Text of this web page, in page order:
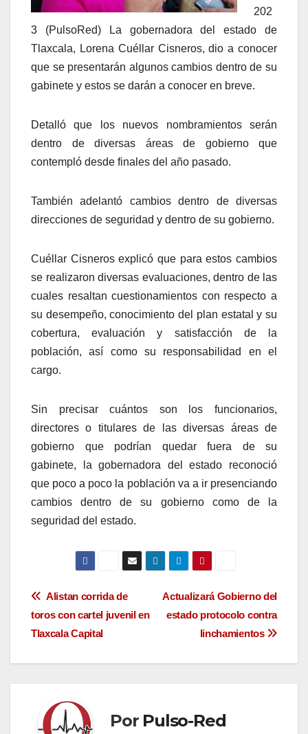
202
3 (PulsoRed) La gobernadora del estado de
Tlaxcala, Lorena Cuéllar Cisneros, dio a conocer
que se presentarán algunos cambios dentro de su
gabinete y estos se darán a conocer en breve.
Detalló que los nuevos nombramientos serán
dentro de diversas áreas de gobierno que
contempló desde finales del año pasado.
También adelantó cambios dentro de diversas
direcciones de seguridad y dentro de su gobierno.
Cuéllar Cisneros explicó que para estos cambios
se realizaron diversas evaluaciones, dentro de las
cuales resaltan cuestionamientos con respecto a
su desempeño, conocimiento del plan estatal y su
cobertura, evaluación y satisfacción de la
población, así como su responsabilidad en el
cargo.
Sin precisar cuántos son los funcionarios,
directores o titulares de las diversas áreas de
gobierno que podrían quedar fuera de su
gabinete, la gobernadora del estado reconoció
que poco a poco la población va a ir presenciando
cambios dentro de su gobierno como de la
seguridad del estado.
Navegación
de
entradas
Actualizará Gobierno del
estado protocolo contra
linchamientos
Alistan corrida de
toros con cartel juvenil en
Tlaxcala Capital
Por Pulso-Red